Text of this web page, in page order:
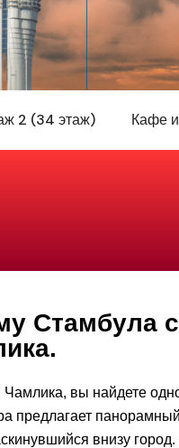
2 (34 этаж) Кафе
Стамбула
вы найдете
предлагает
внизу город.